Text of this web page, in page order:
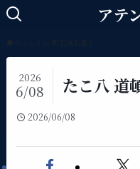
アテ
たこ八 道
2026
6/08
2026/06/08